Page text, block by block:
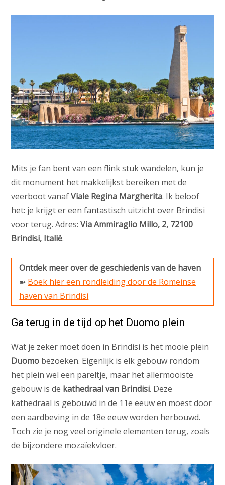
Mits je fan bent van een flink stuk wandelen, kun je
dit monument het makkelijkst bereiken met de
veerboot vanafViale Regina Margherita. Ik beloof
het: je krijgt er een fantastisch uitzicht over Brindisi
voor terug. Adres:Via Ammiraglio Millo, 2, 72100
Brindisi, Italië.
Ontdek meer over de geschiedenis van de haven
➽ Boek hier een rondleiding door de Romeinse
haven van Brindisi
Ga terug in de tijd op het Duomo plein
Wat je zeker moet doen in Brindisi is het mooie plein
Duomo bezoeken. Eigenlijk is elk gebouw rondom
het plein wel een pareltje, maar het allermooiste
gebouw is de kathedraal van Brindisi. Deze
kathedraal is gebouwd in de 11e eeuw en moest door
een aardbeving in de 18e eeuw worden herbouwd.
Toch zie je nog veel originele elementen terug, zoals
de bijzondere mozaïekvloer.